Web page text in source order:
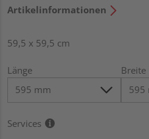
Artikelinformationen
59,5 x 59,5 cm
Länge Breite
Services